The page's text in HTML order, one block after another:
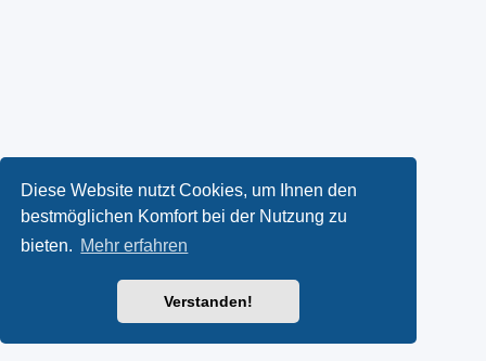
Diese Website nutzt Cookies, um Ihnen den
bestmöglichen Komfort bei der Nutzung zu
bieten. Mehr erfahren
Verstanden!